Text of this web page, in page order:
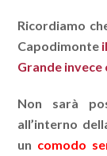
Ricordiamo
Capodimonte
Grande invece
Non sarà
all’interno
un comodo